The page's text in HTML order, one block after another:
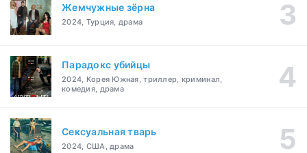
Жемчужные зёрна
2024, Турция, драма
Парадокс убийцы
2024, Корея Южная, триллер, криминал,
комедия, драма
Сексуальная тварь
2024, США, драма